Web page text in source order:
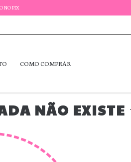
NO PIX
COMO COMPRAR
NÃO EXISTE